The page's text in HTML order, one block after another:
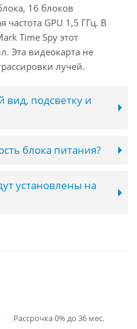
16 блоков
частота GPU 1,5 ГГц. В
Time Spy этот
Эта видеокарта не
лучей.
подсветку и
блока питания?
установлены на
Рассрочка 0% до 36 мес.